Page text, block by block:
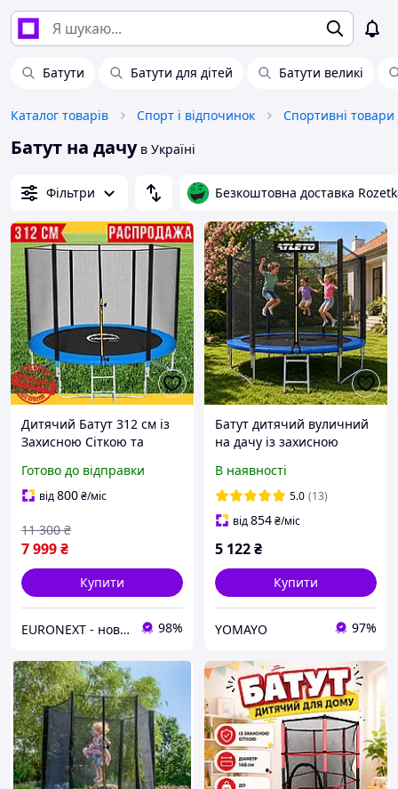
Батути Батути для дітей Батути великі
Каталог товарів Спорт і відпочинок Спортивні товари
Батут на дачув Україні
Фільтри Безкоштовна доставка
Дитячий Батут 312 см із
Захисною Сіткою та
Складний Батут на
Пружинах на Дачу для
150 кг
Готово до відправки
від800₴/міс
7 999₴
11 300 ₴
Купити
EURONEXT - нові товари для дому із Європи за найкращими цінами 98%
Батут дитячий вуличний
на дачу із захисною
Atleto + рукавиці у
подарунок
В наявності
5.0 (13)
від854₴/міс
5 122₴
Купити
YOMAYO 97%